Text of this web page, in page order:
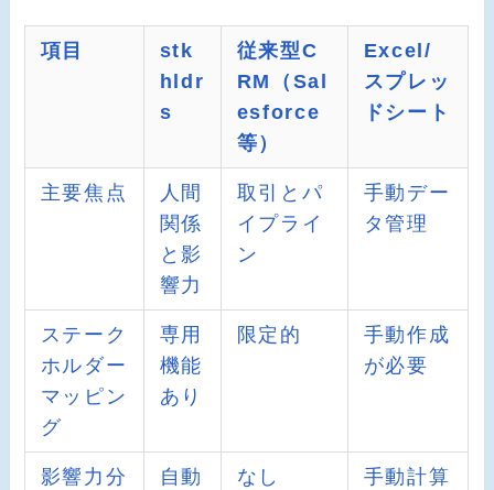
項目
stk
hldr
s
従来型C
RM（Sal
esforce
等）
Excel/
スプレッ
ドシート
主要焦点
人間
関係
と影
響力
取引とパ
イプライ
ン
手動デー
タ管理
ステーク
ホルダー
マッピン
グ
専用
機能
あり
限定的
手動作成
が必要
影響力分
自動
なし
手動計算